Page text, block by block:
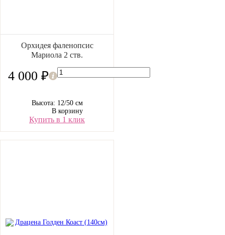
Орхидея фаленопсис
Мариола 2 ств.
4 000 ₽
Высота: 12/50 см
В корзину
Купить в 1 клик